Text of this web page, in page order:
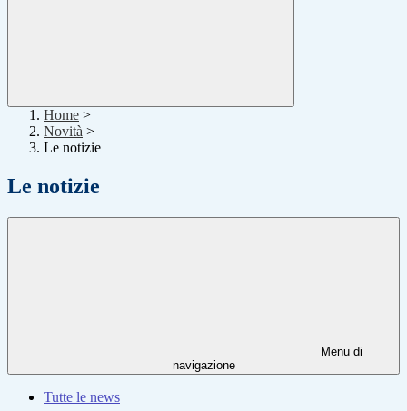
Home >
Novità >
Le notizie
Le notizie
Menu di
navigazione
Tutte le news